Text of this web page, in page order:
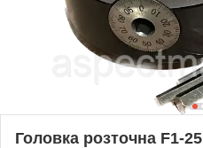
Головка розточна F1-25